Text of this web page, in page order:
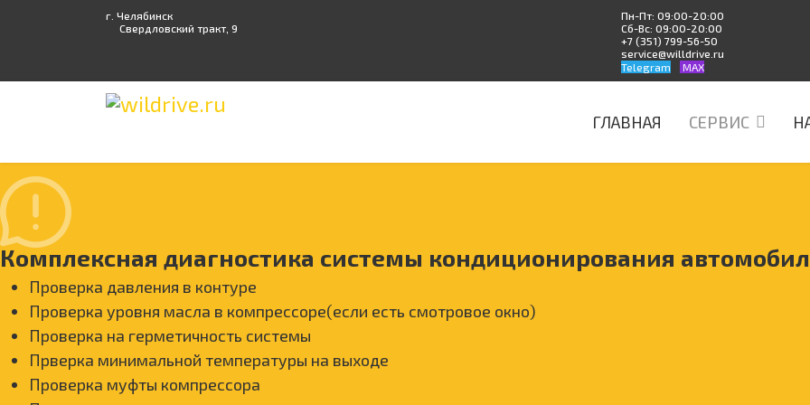
г. Челябинск
Свердловский тракт, 9
Пн-Пт: 09:00-20:00
Сб-Вс: 09:00-20:00
+7 (351) 799-56-50
service@willdrive.ru
Telegram
MAX
ГЛАВНАЯ СЕРВИС
Комплексная диагностика системы кондиционирования
Проверка давления в контуре
Проверка уровня масла в компрессоре(если есть смотровое окно)
Проверка на герметичность системы
Прверка минимальной температуры на выходе
Проверка муфты компрессора